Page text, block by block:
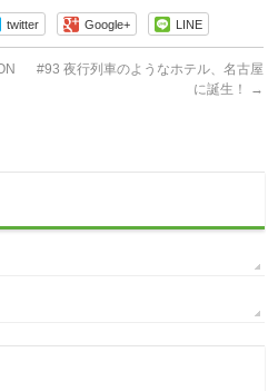
twitter Google+ LINE
#93 夜行列車のようなホテル、名古屋
に誕生！
→